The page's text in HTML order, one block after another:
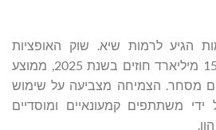
הגיע לרמות שיא. שוק האופציות
בארה"ב עיבד יותר מ-15.2 מיליארד חוזים בשנת 2025, ממוצע
ליום מסחר. הצמיחה מצביעה על שימוש
משתתפים קמעונאיים ומוסדיים